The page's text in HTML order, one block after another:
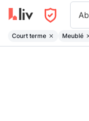
Court terme Meublé